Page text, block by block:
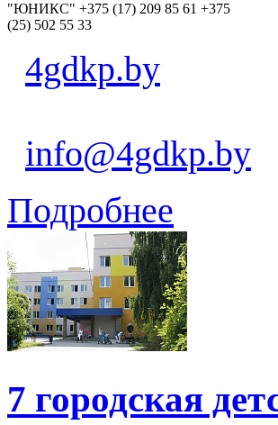
"ЮНИКС" +375 (17) 209 85 61 +375
(25) 502 55 33
4gdkp.by
info@4gdkp.by
Подробнее
7 городская